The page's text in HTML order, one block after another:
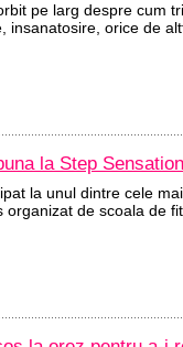
pe larg despre cum
insanatosire, orice de
la Step
la unul dintre cele
organizat de scoala de